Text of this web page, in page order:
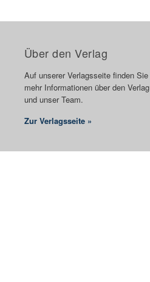
Über den Verlag
Auf unserer Verlagsseite finden Sie
mehr Informationen über den Verlag
und unser Team.
Zur Verlagsseite »